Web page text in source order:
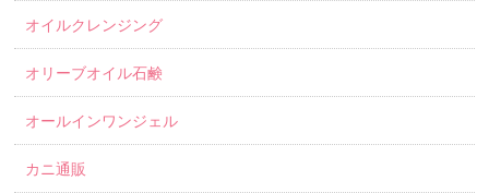
オイルクレンジング
オリーブオイル石鹸
オールインワンジェル
カニ通販